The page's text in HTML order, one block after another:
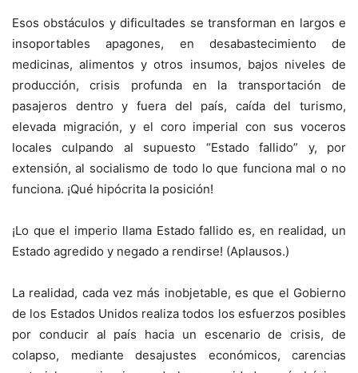
Esos obstáculos y dificultades se transforman en largos e
insoportables apagones, en desabastecimiento de
medicinas, alimentos y otros insumos, bajos niveles de
producción, crisis profunda en la transportación de
pasajeros dentro y fuera del país, caída del turismo,
elevada migración, y el coro imperial con sus voceros
locales culpando al supuesto “Estado fallido” y, por
extensión, al socialismo de todo lo que funciona mal o no
funciona. ¡Qué hipócrita la posición!
¡Lo que el imperio llama Estado fallido es, en realidad, un
Estado agredido y negado a rendirse! (Aplausos.)
La realidad, cada vez más inobjetable, es que el Gobierno
de los Estados Unidos realiza todos los esfuerzos posibles
por conducir al país hacia un escenario de crisis, de
colapso, mediante desajustes económicos, carencias